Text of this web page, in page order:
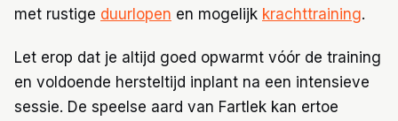
met rustige duurlopen en mogelijk krachttraining.
Let erop dat je altijd goed opwarmt vóór de training
en voldoende hersteltijd inplant na een intensieve
sessie. De speelse aard van Fartlek kan ertoe